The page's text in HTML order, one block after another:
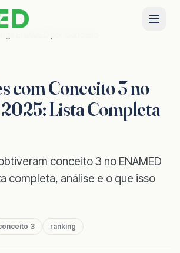
com Conceito 3 no
Lista Completa
conceito 3 no ENAMED
completa, análise e o que isso
3 ranking